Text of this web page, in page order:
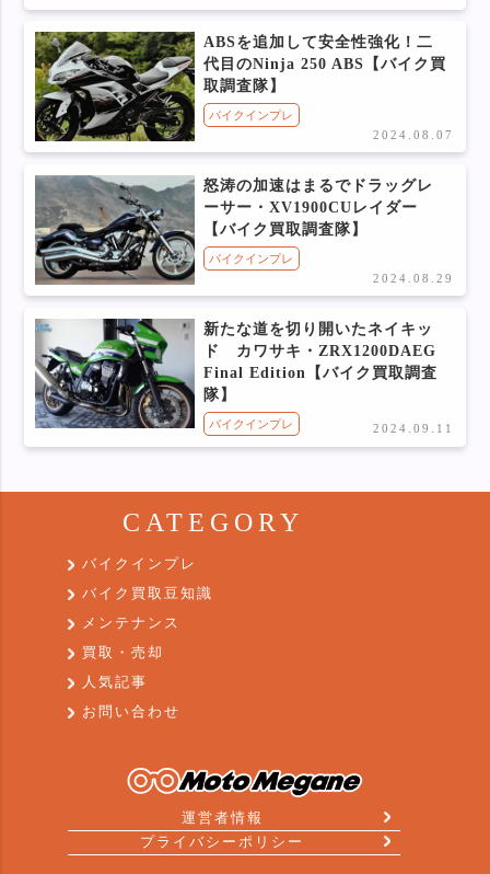
ABSを追加して安全性強化！二
代目のNinja 250 ABS【バイク買
取調査隊】
バイクインプレ
2024.08.07
怒涛の加速はまるでドラッグレ
ーサー・XV1900CUレイダー
【バイク買取調査隊】
バイクインプレ
2024.08.29
新たな道を切り開いたネイキッ
ド カワサキ・ZRX1200DAEG
Final Edition【バイク買取調査
隊】
バイクインプレ 2024.09.11
運営者情報
プライバシーポリシー
CATEGORY
バイクインプレ
バイク買取豆知識
メンテナンス
買取・売却
人気記事
お問い合わせ